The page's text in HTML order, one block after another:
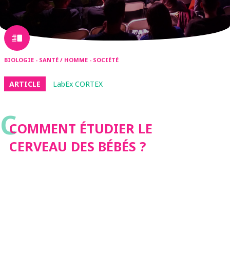
BIOLOGIE - SANTÉ / HOMME - SOCIÉTÉ
ARTICLE LabEx CORTEX
CCOMMENT ÉTUDIER LE
CERVEAU DES BÉBÉS ?